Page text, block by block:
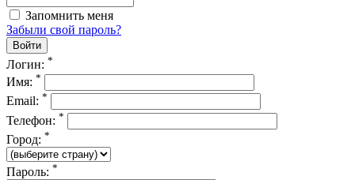
Запомнить меня
Забыли свой пароль?
Логин: *
Имя: *
Email: *
Телефон: *
Город: *
Пароль: *